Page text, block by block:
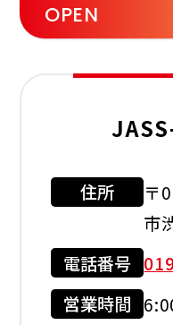
セルフ
利用可能カ
ク
OPEN
住所
〒
市
電話番号
営業時間